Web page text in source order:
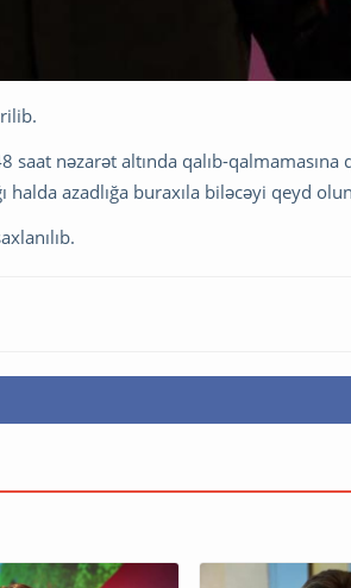
nəzarət altında qalıb-qalmamasına
halda azadlığa buraxıla biləcəyi qeyd